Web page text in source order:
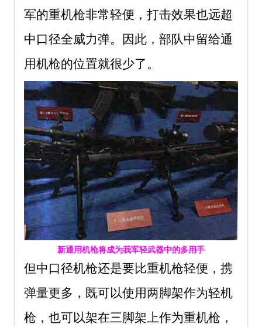
军的重机枪非常轻便，打击效果也远超
中口径全威力弹。因此，部队中留给通
用机枪的位置就很少了。
新通用机枪将成为我军轻武器中的多用手
但中口径机枪还是要比重机枪轻便，携
弹量更多，既可以使用两脚架作为轻机
枪，也可以架在三脚架上作为重机枪，